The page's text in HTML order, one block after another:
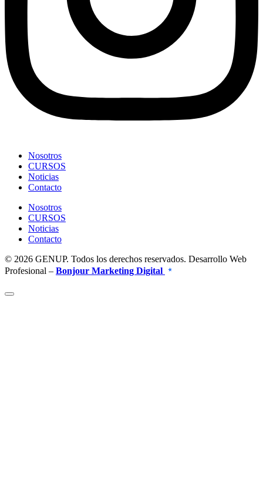
Nosotros
CURSOS
Noticias
Contacto
Nosotros
CURSOS
Noticias
Contacto
© 2026 GENUP. Todos los derechos reservados. Desarrollo Web
Profesional – Bonjour Marketing Digital